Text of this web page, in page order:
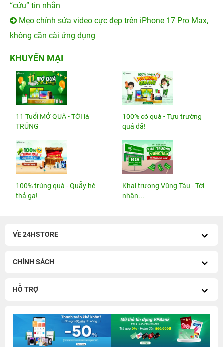
“cứu” tin nhắn
Mẹo chỉnh sửa video cực đẹp trên iPhone 17 Pro Max,
không cần cài ứng dụng
KHUYẾN MẠI
11 Tuổi MỞ QUÀ - TỚI là
TRÚNG
100% có quà - Tựu trường
quá đã!
100% trúng quà - Quẫy hè
thả ga!
Khai trương Vũng Tàu - Tới
nhận...
VỀ 24HSTORE
CHÍNH SÁCH
HỖ TRỢ